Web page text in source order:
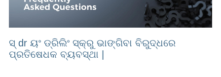
ସ୍ dr ୟଂ ଡ୍ରିଲିଂ ସ୍କ୍ରୁ ଭାଙ୍ଗିବା ବିରୁଦ୍ଧରେ
ପ୍ରତିଷେଧକ ବ୍ୟବସ୍ଥା |